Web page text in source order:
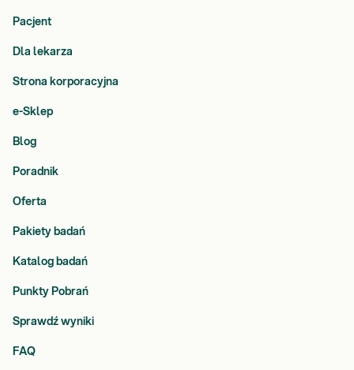
Pacjent
Dla lekarza
Strona korporacyjna
e-Sklep
Blog
Poradnik
Oferta
Pakiety badań
Katalog badań
Punkty Pobrań
Sprawdź wyniki
FAQ